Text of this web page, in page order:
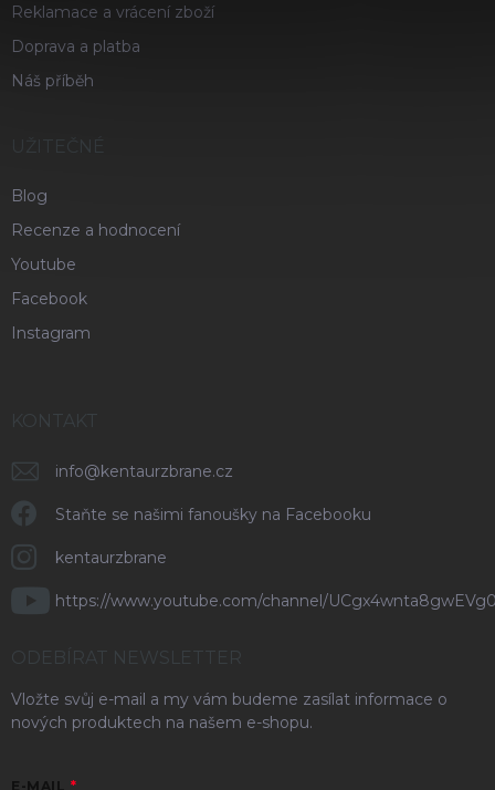
Reklamace a vrácení zboží
Doprava a platba
Náš příběh
UŽITEČNÉ
Blog
Recenze a hodnocení
Youtube
Facebook
Instagram
KONTAKT
info@kentaurzbrane.cz
Staňte se našimi fanoušky na Facebooku
kentaurzbrane
https://www.youtube.com/channel/
ODEBÍRAT NEWSLETTER
Vložte svůj e-mail a my vám budeme zasílat informace o
nových produktech na našem e-shopu.
E-MAIL